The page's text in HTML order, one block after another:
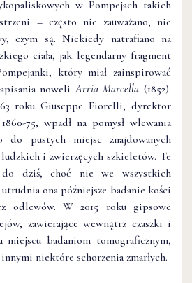
w Pompejach takich
– często nie zauważano, nie
czym są. Niekiedy natrafiano na
ciała, jak legendarny fragment
który miał zainspirować
noweliArria Marcella (1852).
roku Giuseppe Fiorelli, dyrektor
75, wpadł na pomysł wlewania
do pustych miejsc znajdowanych
i zwierzęcych szkieletów. Te
dziś, choć nie we wszystkich
ona późniejsze badanie kości
odlewów. W 2015 roku gipsowe
zawierające wewnątrz czaszki i
miejscu badaniom tomograficznym,
niektóre schorzenia zmarłych.